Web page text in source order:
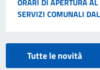
SERVIZI COMUNALI
Tutte le novità